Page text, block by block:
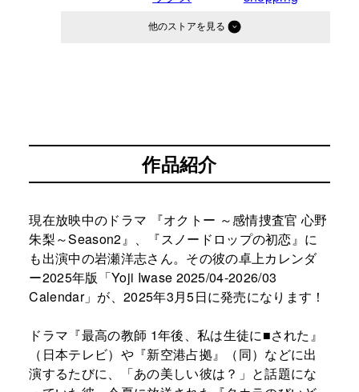
A5判
他のストア
作品紹介
現在放映中のドラマ 『オクトー ～感情捜査官 心野
朱梨～Season2』、『スノードロップの初恋』に
も出演中の岩瀬洋志さん。その彼の卓上カレンダ
ー2025年版「Yoji Iwase 2025/04-2026/03
Calendar」が、2025年3月5日に発売になります！
ドラマ『最高の教師 1年後、私は生徒に■された』
（日本テレビ）や『新空港占拠』（同）などに出
演するたびに、「あの美しい彼は？」と話題にな